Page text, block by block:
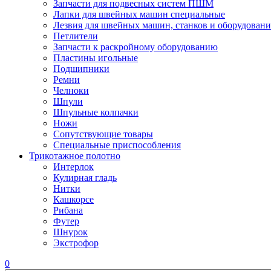
Запчасти для подвесных систем ПШМ
Лапки для швейных машин специальные
Лезвия для швейных машин, станков и
Петлители
Запчасти к раскройному оборудованию
Пластины игольные
Подшипники
Ремни
Челноки
Шпули
Шпульные колпачки
Ножи
Сопутствующие товары
Специальные приспособления
Трикотажное полотно
Интерлок
Кулирная гладь
Нитки
Кашкорсе
Рибана
Футер
Шнурок
Экстрофор
0